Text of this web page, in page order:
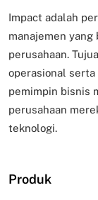
Impact adalah
manajemen
perusahaan.
operasional serta
pemimpin bisnis
perusahaan
teknologi.
Produk